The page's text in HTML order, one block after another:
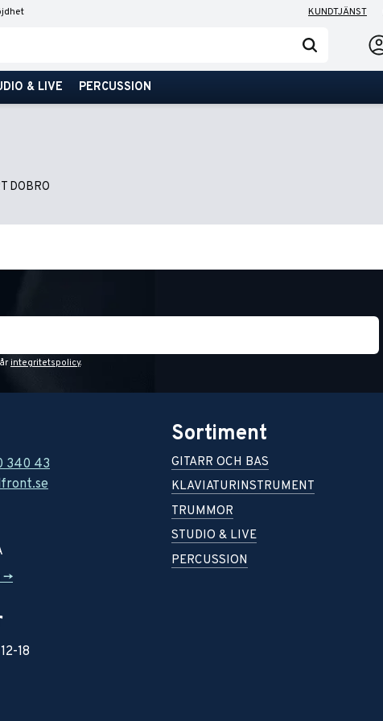
KUNDTJÄNST
& LIVE PERCUSSION
DOBRO
integritetspolicy.
340 43
>
18
Sortiment
GITARR OCH BAS
KLAVIATURINSTRUMENT
TRUMMOR
STUDIO & LIVE
PERCUSSION